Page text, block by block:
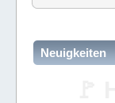
Neuigkeiten